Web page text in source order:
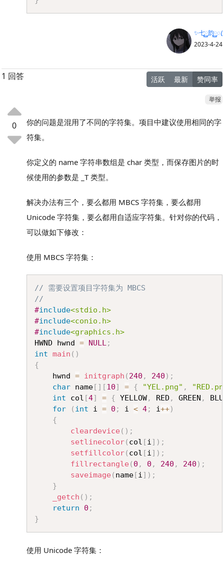
✨七࿆韵࿆ꦿ
2023-4-24
1 回答 活跃 最新 赞同率
举报
0
你的问题是混用了不同的字符集。项目中建议使用相同的字
符集。
你定义的 name 字符串数组是 char 类型，而保存图片的时
候使用的参数是 _T 类型。
解决办法有三个，要么都用 MBCS 字符集，要么都用
Unicode 字符集，要么都用自适应字符集。针对你的代码，
可以做如下修改：
使用 MBCS 字符集：
// 需要设置项目字符集为 MBCS
//
#include<stdio.h>
#include<conio.h>
#include<graphics.h>
HWND hwnd = NULL;
int main ( )
{
	hwnd
= initgraph ( 240 , 240 ) ;
char name [ ] [10] = { "YEL.png" ,
int col [4] = { YELLOW, RED , GREEN ,
for
( int i = 0 ; i < 4; i++)
{
cleardevice( ) ;
setlinecolor( col [i] ) ;
setfillcolor( col [i] ) ;
fillrectangle( 0 , 0 , 240 , 240 ) ;
saveimage( name [i] ) ;
}
_getch ( ) ;
return
0 ;
}
使用 Unicode 字符集：